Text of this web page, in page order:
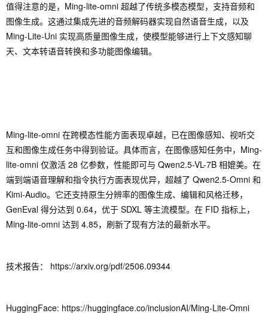
值得注意的是，Ming-lite-omni 超越了传统多模态模型，支持音频和
图像生成。这通过集成先进的音频解码器实现自然语音生成，以及
Ming-Lite-Uni 实现高质量图像生成，使模型能够进行上下文感知聊
天、文本转语音转换和多功能图像编辑。
Ming-lite-omni 在跨模态性能方面表现卓越，已在图像感知、视听交
互和图像生成任务中得到验证。具体而言，在图像感知任务中，Ming-
lite-omni 仅激活 28 亿参数，性能即可与 Qwen2.5-VL-7B 相媲美。在
端到端语音理解和指令执行方面表现优异，超越了 Qwen2.5-Omni 和
Kimi-Audio。它还支持原生分辨率的图像生成、编辑和风格迁移，
GenEval 得分达到 0.64，优于 SDXL 等主流模型。在 FID 指标上，
Ming-lite-omni 达到 4.85，刷新了现有方法的最新水平。
技术报告： https://arxiv.org/pdf/2506.09344
HuggingFace: https://huggingface.co/inclusionAI/Ming-Lite-Omni